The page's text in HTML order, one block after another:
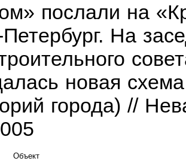
послали на
На
новая
города) //
Объект